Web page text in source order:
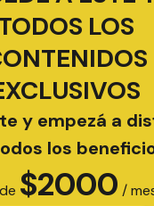
LOS
y empezá a
los
$2000 /